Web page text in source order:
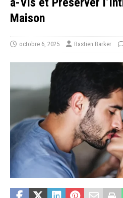
Maison
octobre 6, 2025 Bastien Barker